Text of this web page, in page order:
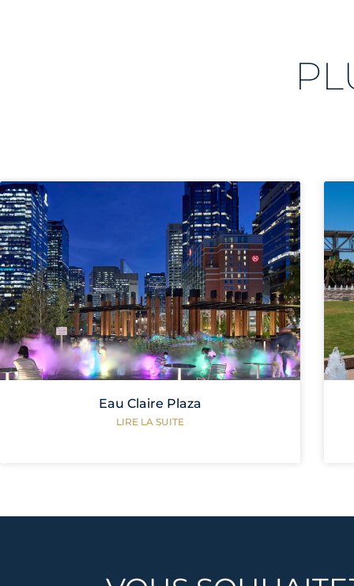
Eau Claire Plaza
LIRE LA SUITE